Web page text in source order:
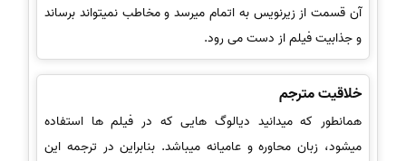
آن قسمت از زیرنویس به اتمام میرسد و مخاطب نمیتواند برساند
و جذابیت فیلم از دست می رود.
خلاقیت مترجم
همانطور که میدانید دیالوگ هایی که در فیلم ها استفاده
میشود، زبان محاوره و عامیانه میباشد. بنابراین در ترجمه این